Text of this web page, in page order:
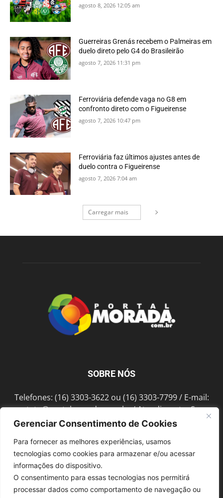
Gerenciar Consentimento de Cookies
Para fornecer as melhores experiências, usamos
tecnologias como cookies para armazenar e/ou acessar
informações do dispositivo.
O consentimento para essas tecnologias nos permitirá
processar dados como comportamento de navegação ou
agosto 8, 2026 12:05 am
Guerreiras Grenás recebem o Palmeiras em
duelo direto pelo G4 do Brasileirão
agosto 7, 2026 11:31 pm
Ferroviária defende vaga no G8 em
confronto direto com o Figueirense
agosto 7, 2026 10:47 pm
Ferroviária faz últimos ajustes antes de
duelo contra o Figueirense
agosto 7, 2026 7:04 am
Carregar mais
SOBRE NÓS
Telefones: (16) 3303-3622 ou (16) 3303-7799 / E-mail:
contato@portalmorada.com.br/ Atendimento: Seg a
Sex das 8h às 18h / Endereço: Av. Bento de Abreu, 889
SIGA-NOS